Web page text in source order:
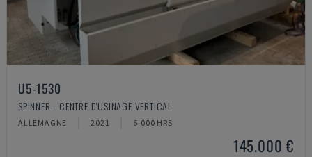
U5-1530
SPINNER - CENTRE D'USINAGE VERTICAL
ALLEMAGNE 2021 6.000 HRS
145.000 €